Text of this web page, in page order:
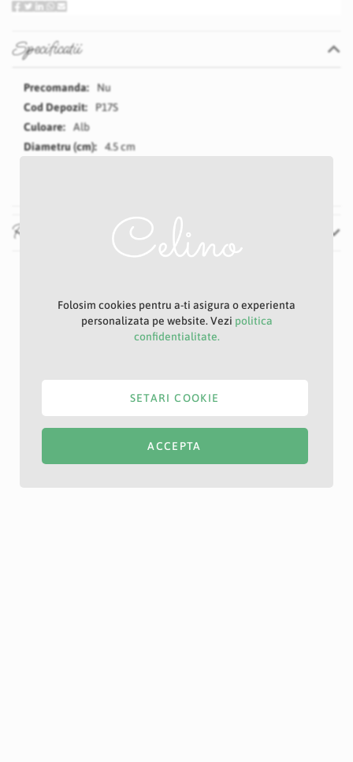
Specificatii
Specificatii
Nu
P17S
Alb
4.5 cm
Recenzii
Folosim cookies pentru a-ti asigura o experienta
personalizata pe website. Vezi politica
confidentialitate.
ACCEPTA
SETARI COOKIE